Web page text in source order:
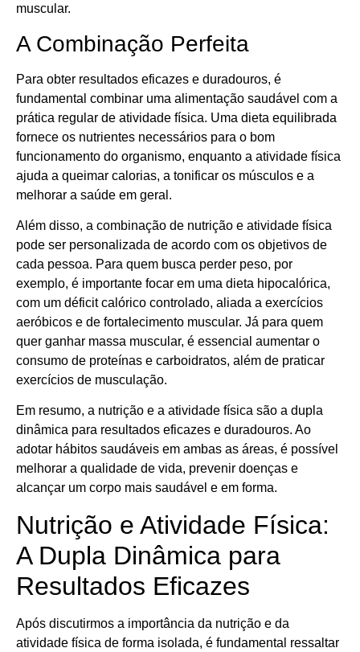
muscular.
A Combinação Perfeita
Para obter resultados eficazes e duradouros, é
fundamental combinar uma alimentação saudável com a
prática regular de atividade física. Uma dieta equilibrada
fornece os nutrientes necessários para o bom
funcionamento do organismo, enquanto a atividade física
ajuda a queimar calorias, a tonificar os músculos e a
melhorar a saúde em geral.
Além disso, a combinação de nutrição e atividade física
pode ser personalizada de acordo com os objetivos de
cada pessoa. Para quem busca perder peso, por
exemplo, é importante focar em uma dieta hipocalórica,
com um déficit calórico controlado, aliada a exercícios
aeróbicos e de fortalecimento muscular. Já para quem
quer ganhar massa muscular, é essencial aumentar o
consumo de proteínas e carboidratos, além de praticar
exercícios de musculação.
Em resumo, a nutrição e a atividade física são a dupla
dinâmica para resultados eficazes e duradouros. Ao
adotar hábitos saudáveis em ambas as áreas, é possível
melhorar a qualidade de vida, prevenir doenças e
alcançar um corpo mais saudável e em forma.
Nutrição e Atividade Física:
A Dupla Dinâmica para
Resultados Eficazes
Após discutirmos a importância da nutrição e da
atividade física de forma isolada, é fundamental ressaltar